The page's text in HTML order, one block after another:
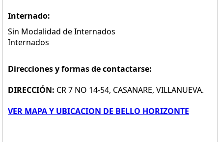
Internado:
Sin Modalidad de Internados
Internados
Direcciones y formas de contactarse:
DIRECCIÓN: CR 7 NO 14-54, CASANARE, VILLANUEVA.
VER MAPA Y UBICACION DE BELLO HORIZONTE